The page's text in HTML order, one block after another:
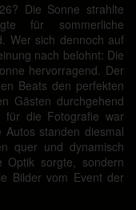
Die Sonne strahlte
für sommerliche
Wer sich dennoch auf
nach belohnt: Die
hervorragend. Der
Beats den perfekten
Gästen durchgehend
für die Fotografie war
Autos standen diesmal
quer und dynamisch
sorgte, sondern
Bilder vom Event der